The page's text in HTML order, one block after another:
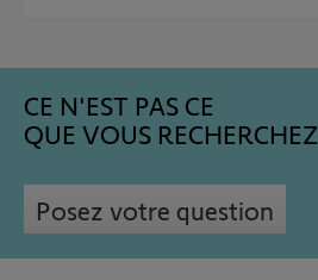
CE N'EST PAS CE
QUE VOUS RECHERCHEZ
Posez votre question